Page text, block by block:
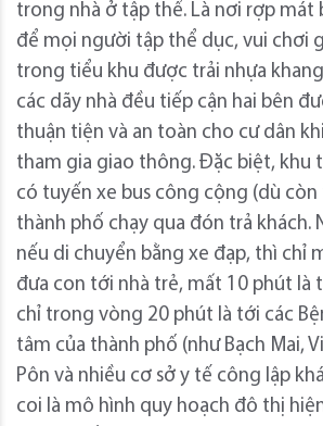
trong nhà ở tập thể. Là nơi rợp mát
để mọi người tập thể dục, vui chơi
trong tiểu khu được trải nhựa
các dãy nhà đều tiếp cận hai bên
thuận tiện và an toàn cho cư dân
tham gia giao thông. Đặc biệt, khu
có tuyến xe bus công cộng (dù
thành phố chạy qua đón trả khách.
nếu di chuyển bằng xe đạp, thì chỉ
đưa con tới nhà trẻ, mất 10 phút là
chỉ trong vòng 20 phút là tới các
tâm của thành phố (như Bạch Mai,
Pôn và nhiều cơ sở y tế công lập
coi là mô hình quy hoạch đô thị